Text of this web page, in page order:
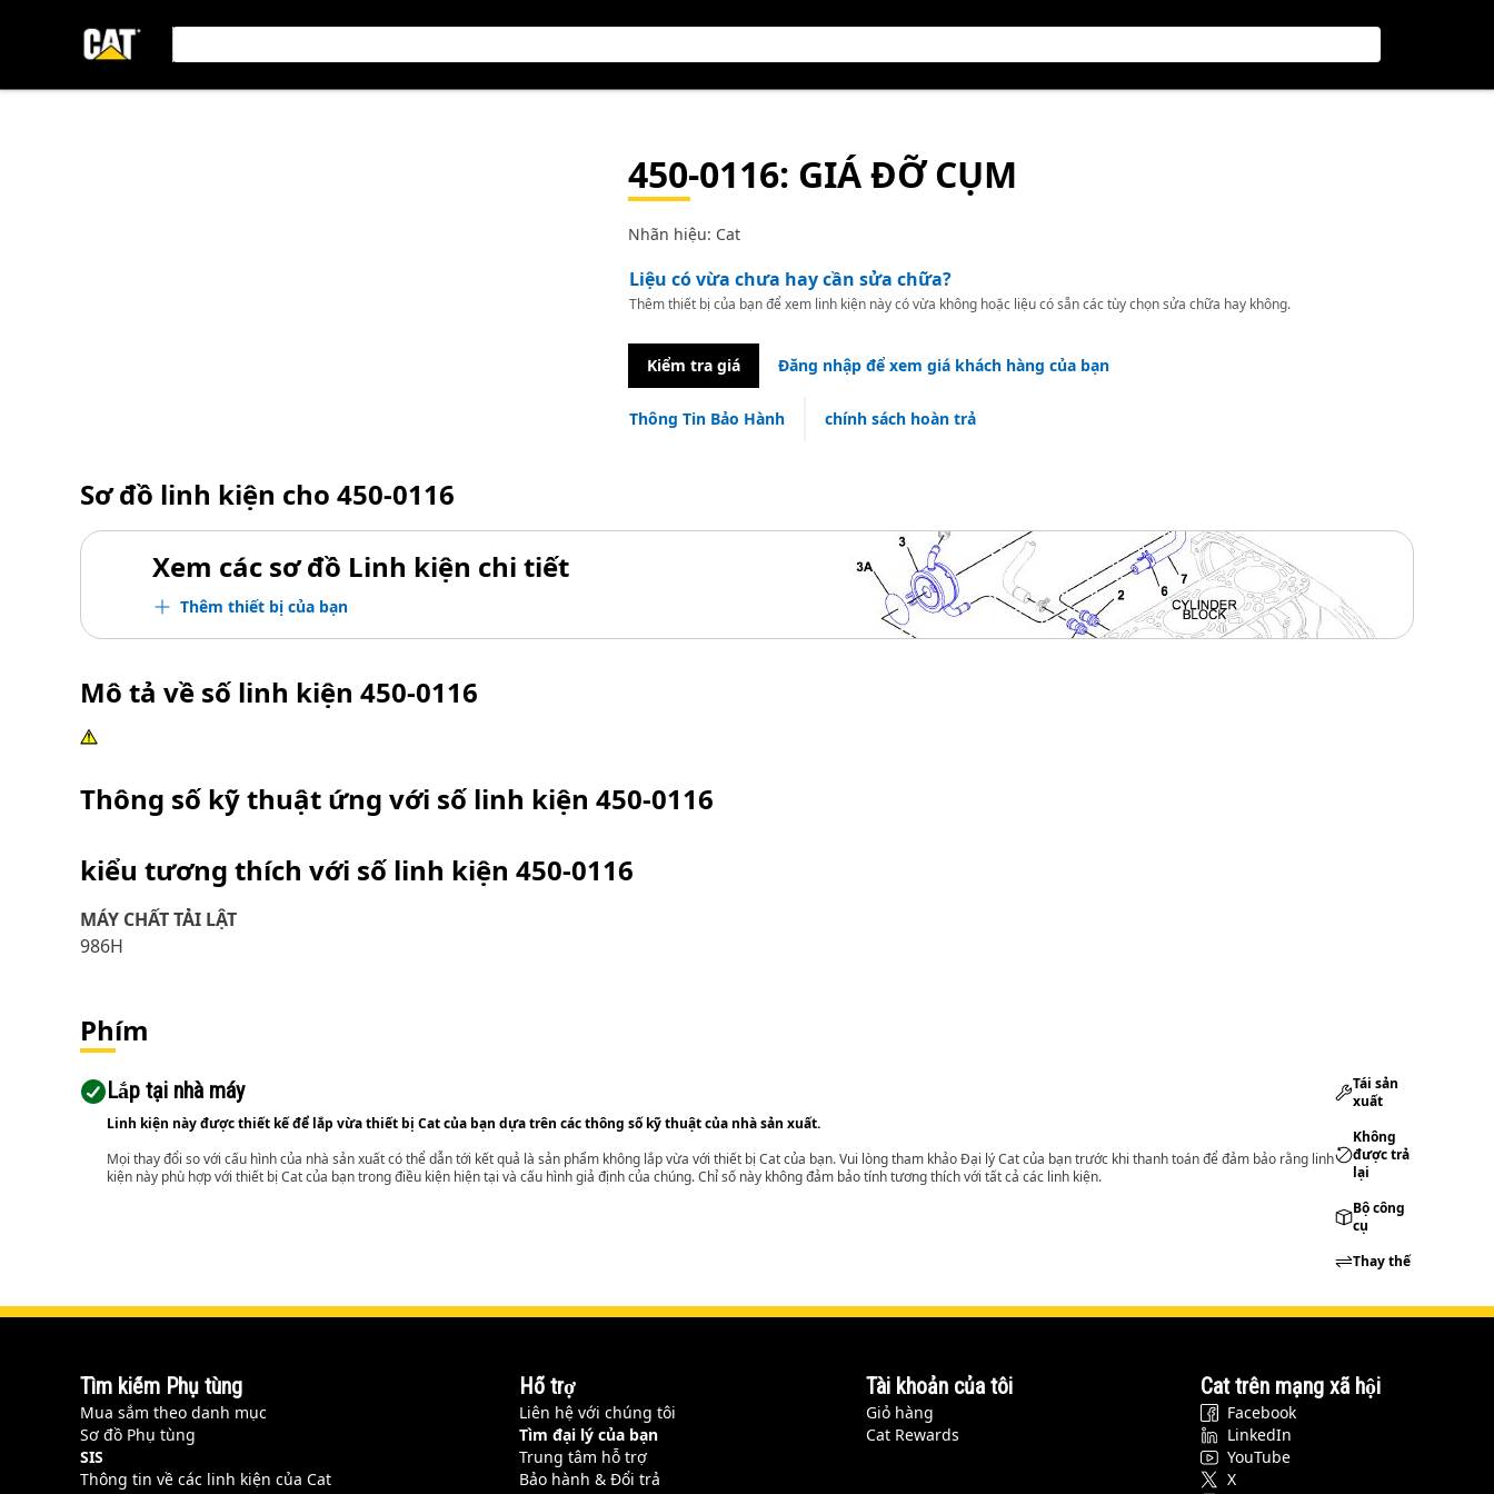
450-0116: GIÁ ĐỠ CỤM
Nhãn hiệu: Cat
Liệu có vừa chưa hay cần sửa chữa?
Thêm thiết bị của bạn để xem linh kiện này có vừa không hoặc liệu có sẵn các tùy chọn sửa chữa hay không.
Kiểm tra giá Đăng nhập để xem giá khách hàng của bạn
Thông Tin Bảo Hành chính sách hoàn trả
Sơ đồ linh kiện cho 450-0116
Xem các sơ đồ Linh kiện chi tiết
Thêm thiết bị của bạn
Mô tả về số linh kiện 450-0116
Thông số kỹ thuật ứng với số linh kiện 450-0116
kiểu tương thích với số linh kiện 450-0116
MÁY CHẤT TẢI LẬT
986H
Phím
Lắp tại nhà máy
Linh kiện này được thiết kế để lắp vừa thiết bị Cat của bạn dựa trên các thông số kỹ thuật của nhà sản xuất.
Mọi thay đổi so với cấu hình của nhà sản xuất có thể dẫn tới kết quả là sản phẩm không lắp vừa với thiết bị Cat của bạn. Vui lòng tham khảo Đại lý Cat của bạn trước khi thanh toán để đảm bảo rằng linh
kiện này phù hợp với thiết bị Cat của bạn trong điều kiện hiện tại và cấu hình giả định của chúng. Chỉ số này không đảm bảo tính tương thích với tất cả các linh kiện.
Tái sản
xuất
Không
được trả
lại
Bộ công
cụ
Thay thế
Tìm kiếm Phụ tùng
Mua sắm theo danh mục
Sơ đồ Phụ tùng
SIS
Thông tin về các linh kiện của Cat
Hỗ trợ
Liên hệ với chúng tôi
Tìm đại lý của bạn
Trung tâm hỗ trợ
Bảo hành & Đổi trả
Tài khoản của tôi
Giỏ hàng
Cat Rewards
Cat trên mạng xã hội
Facebook
LinkedIn
YouTube
X